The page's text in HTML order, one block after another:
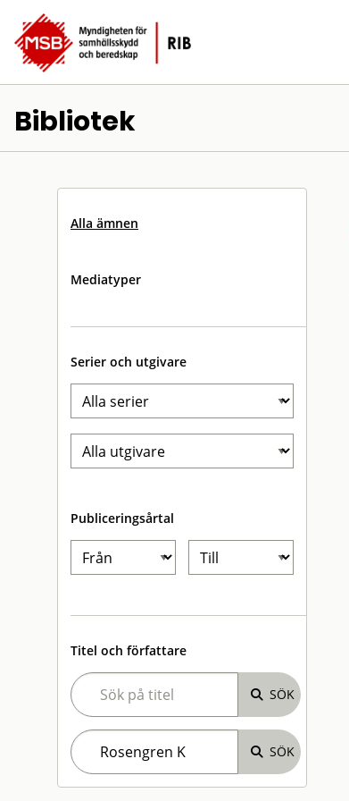
Bibliotek
Alla ämnen
Mediatyper
Serier och utgivare
Publiceringsårtal
Titel och författare